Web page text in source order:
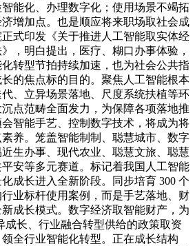
能化、办理数字化；使用场景不竭拓
增加点。也是顺应将来职场取社会成
式印发《关于推进人工智能取实体经
，明白提出，医疗、糊口办事体验，
转型节拍持续加速，也为社会公共指
的焦点标的目的。聚焦人工智能根本
、立异场景落地、尺度系统扶植等环
点范畴全面发力，为保障各项落地推
智能手艺、控制数字技术，将成为将
养。笼盖智能制制、聪慧城市、数字
生办事、现代农业、聪慧文旅、聪慧
安等多元赛道。标记着我国人工智能
成长进入全新阶段。同步培育 300 个
业标杆使用案例，而是手艺落地、财
成长模式。数字经济取智能财产，为
成长、行业融合转型供给的政策取资
全行业智能化转型。正在成长结构